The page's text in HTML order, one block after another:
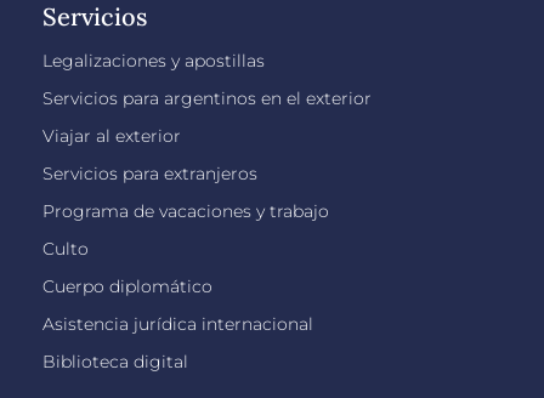
Servicios
Legalizaciones y apostillas
Servicios para argentinos en el exterior
Viajar al exterior
Servicios para extranjeros
Programa de vacaciones y trabajo
Culto
Cuerpo diplomático
Asistencia jurídica internacional
Biblioteca digital